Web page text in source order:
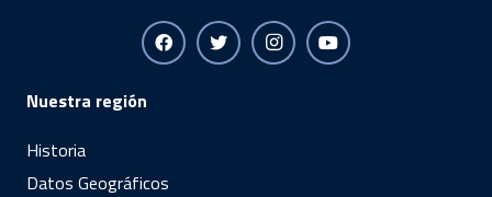
Nuestra región
Historia
Datos Geográficos